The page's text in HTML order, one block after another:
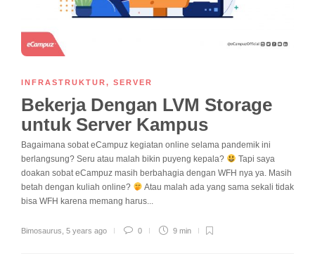
INFRASTRUKTUR, SERVER
Bekerja Dengan LVM Storage
untuk Server Kampus
Bagaimana sobat eCampuz kegiatan online selama pandemik ini
berlangsung? Seru atau malah bikin puyeng kepala?
Tapi saya
doakan sobat eCampuz masih berbahagia dengan WFH nya ya. Masih
betah dengan kuliah online?
Atau malah ada yang sama sekali tidak
bisa WFH karena memang harus...
Bimosaurus 5 years ago 0 9 min